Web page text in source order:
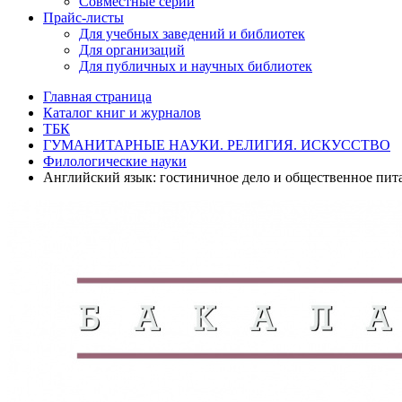
Прайс-листы
Для учебных заведений и библиотек
Для организаций
Для публичных и научных библиотек
Главная страница
Каталог книг и журналов
ТБК
ГУМАНИТАРНЫЕ НАУКИ. РЕЛИГИЯ. ИСКУССТВО
Филологические науки
Английский язык: гостиничное дело и общественное